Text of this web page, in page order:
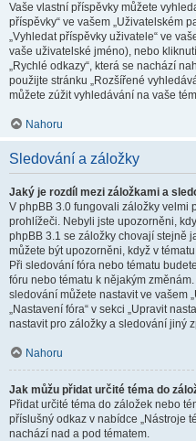
Vaše vlastní příspěvky můžete
příspěvky“ ve vašem „Uživatelském
„Vyhledat příspěvky uživatele“ ve
vaše uživatelské jméno), nebo
„Rychlé odkazy“, která se nachází
použijte stránku „Rozšířené
můžete zúžit vyhledávání na vaše
Nahoru
Sledování a záložky
Jaký je rozdíl mezi záložkami a
V phpBB 3.0 fungovali záložky velmi
prohlížeči. Nebyli jste upozorněni,
phpBB 3.1 se záložky chovají stejně
můžete být upozorněni, když v
Při sledování fóra nebo tématu
fóru nebo tématu k nějakým
sledování můžete nastavit ve vašem
„Nastavení fóra“ v sekci „Upravit
nastavit pro záložky a sledování jiný
Nahoru
Jak můžu přidat určité téma do
Přidat určité téma do záložek nebo
příslušný odkaz v nabídce „Nástroje
nachází nad a pod tématem.